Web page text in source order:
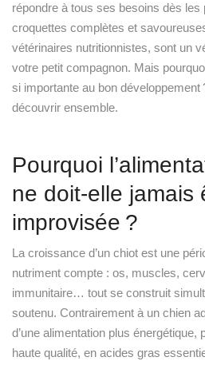
répondre à tous ses besoins dès
croquettes complètes et
vétérinaires nutritionnistes, sont un
votre petit compagnon. Mais
si importante au bon développement
découvrir ensemble.
Pourquoi
ne doit-elle jamais
improvisée ?
La croissance d’un chiot est une
nutriment compte : os, muscles,
immunitaire… tout se construit
soutenu. Contrairement à un chien
d’une alimentation plus énergétique,
haute qualité, en acides gras